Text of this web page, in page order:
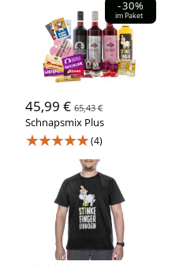
-30%
im Paket
45,99 €65,43 €
Schnapsmix Plus
★★★★★(4)